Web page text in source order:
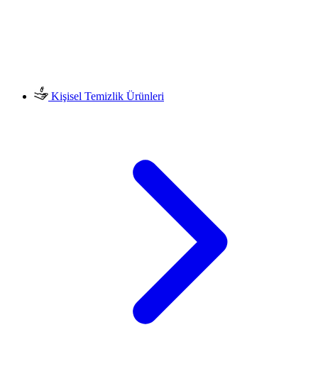
Kişisel Temizlik Ürünleri